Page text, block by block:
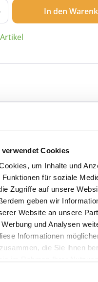
verwendet Cookies
um Inhalte und
für soziale
Zugriffe auf unsere
geben wir
Website an unsere
und Analysen
Informationen
die Sie ihnen
Gib den
In den